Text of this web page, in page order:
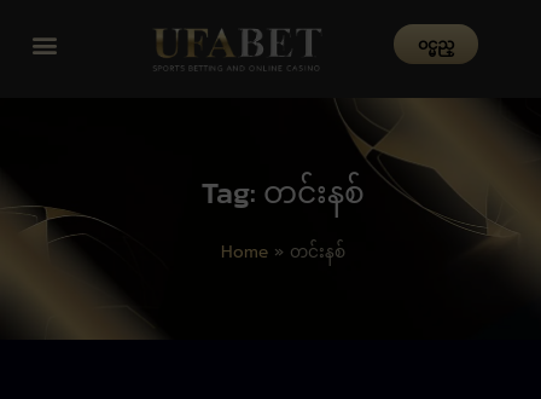
၀င္မည္
Tag: တင်းနစ်
Home» တင်းနစ်